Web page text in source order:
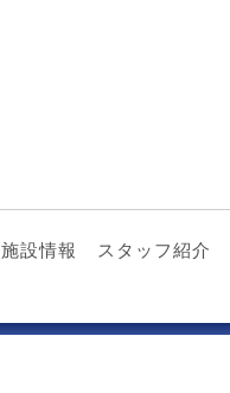
施設情報 スタッフ紹介